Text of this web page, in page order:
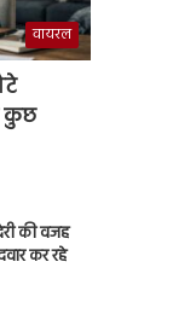
वायरल
कुछ
की वजह
कर रहे